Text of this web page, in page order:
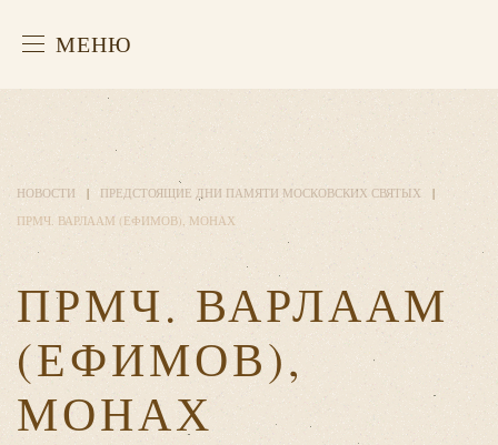
МЕНЮ
НОВОСТИ
ПРЕДСТОЯЩИЕ ДНИ ПАМЯТИ МОСКОВСКИХ СВЯТЫХ
ПРМЧ. ВАРЛААМ (ЕФИМОВ), МОНАХ
ПРМЧ. ВАРЛААМ
(ЕФИМОВ),
МОНАХ